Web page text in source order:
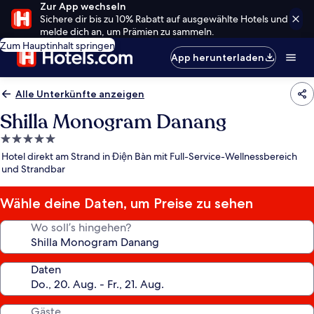
Zur App wechseln
Sichere dir bis zu 10% Rabatt auf ausgewählte Hotels und
melde dich an, um Prämien zu sammeln.
Zum Hauptinhalt springen
App herunterladen
Alle Unterkünfte anzeigen
Shilla Monogram Danang
5.0-
Sterne-
Unterkunft
Hotel direkt am Strand in Điện Bàn mit Full-Service-Wellnessbereich
und Strandbar
Wähle deine Daten, um Preise zu sehen
Wo soll’s hingehen?
Daten